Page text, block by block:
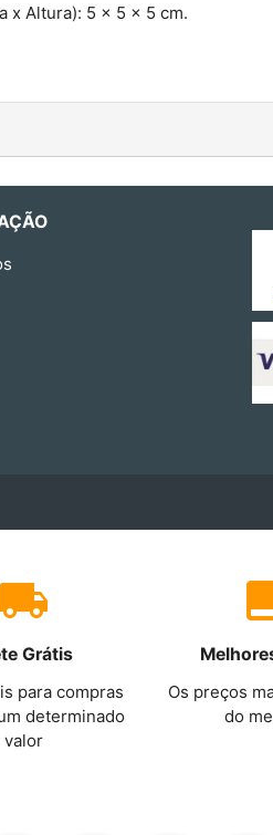
x Altura): 5 x 5 x 5 cm.
Grátis
para compras
determinado
valor
Os preços
do